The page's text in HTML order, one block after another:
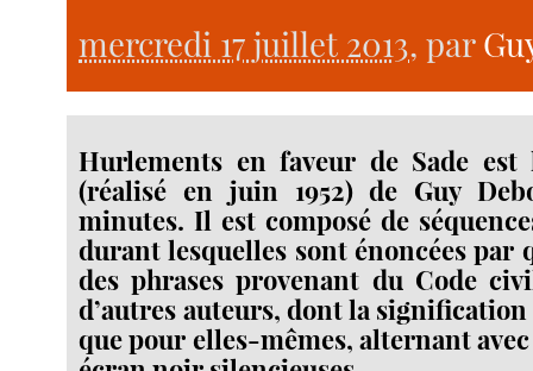
mercredi 17 juillet 2013, par
Hurlements en faveur de Sade
(réalisé en juin 1952) de Guy
minutes. Il est composé de
durant lesquelles sont énoncées par
des phrases provenant du Code
d’autres auteurs, dont la
que pour elles-mêmes, alternant avec